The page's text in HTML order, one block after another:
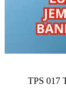
TPS 017